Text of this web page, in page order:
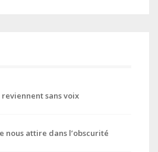
reviennent sans voix
nous attire dans l’obscurité